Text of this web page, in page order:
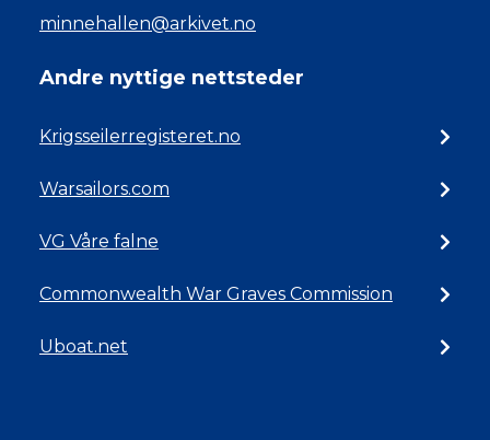
minnehallen@arkivet.no
Andre nyttige nettsteder
Krigsseilerregisteret.no
Warsailors.com
VG Våre falne
Commonwealth War Graves Commission
Uboat.net